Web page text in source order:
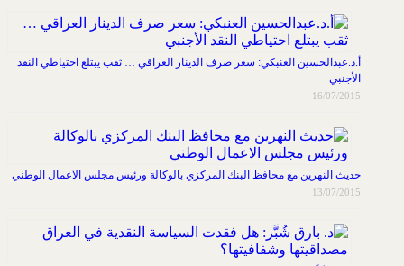
أ.د.عبدالحسين العنبكي: سعر صرف الدينار العراقي … ثقب يبتلع احتياطي النقد
الأجنبي
16/07/2015
حديث النهرين مع محافظ البنك المركزي بالوكالة ورئيس مجلس الاعمال الوطني
13/07/2015